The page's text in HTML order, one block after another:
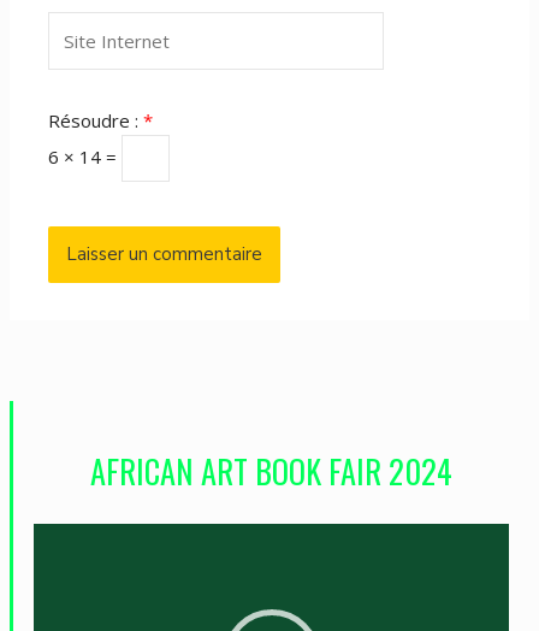
Internet
Résoudre :*
6 × 14 =
AFRICAN ART BOOK FAIR 2024
c